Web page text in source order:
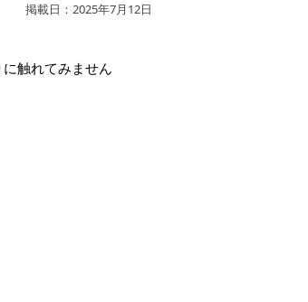
掲載日：2025年7月12日
触れてみません